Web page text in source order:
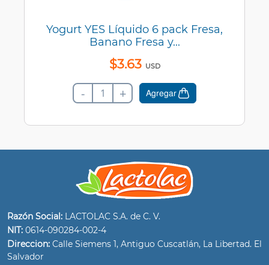
Yogurt YES Líquido 6 pack Fresa,
Banano Fresa y...
$3.63 USD
- + Agregar
Razón Social: LACTOLAC S.A. de C. V.
NIT: 0614-090284-002-4
Direccion: Calle Siemens 1, Antiguo Cuscatlán, La Libertad. El
Salvador